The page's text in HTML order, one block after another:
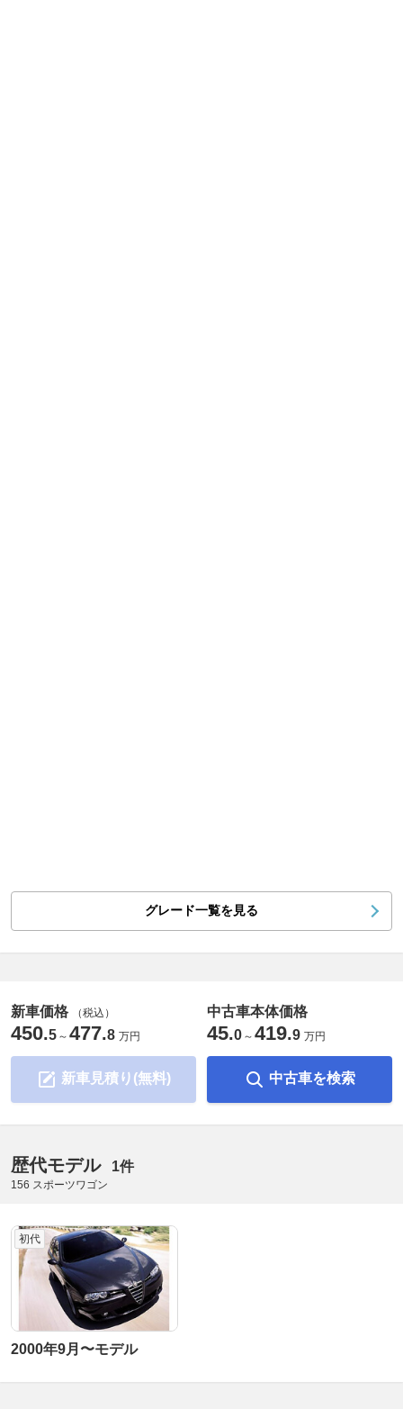
グレード一覧を見る
新車価格 （税込）
450.5 ～ 477.8 万円
新車見積り(無料)
中古車本体価格
45.0 ～ 419.9 万円
中古車を検索
歴代モデル 1件
156 スポーツワゴン
初代
2000年9月〜モデル